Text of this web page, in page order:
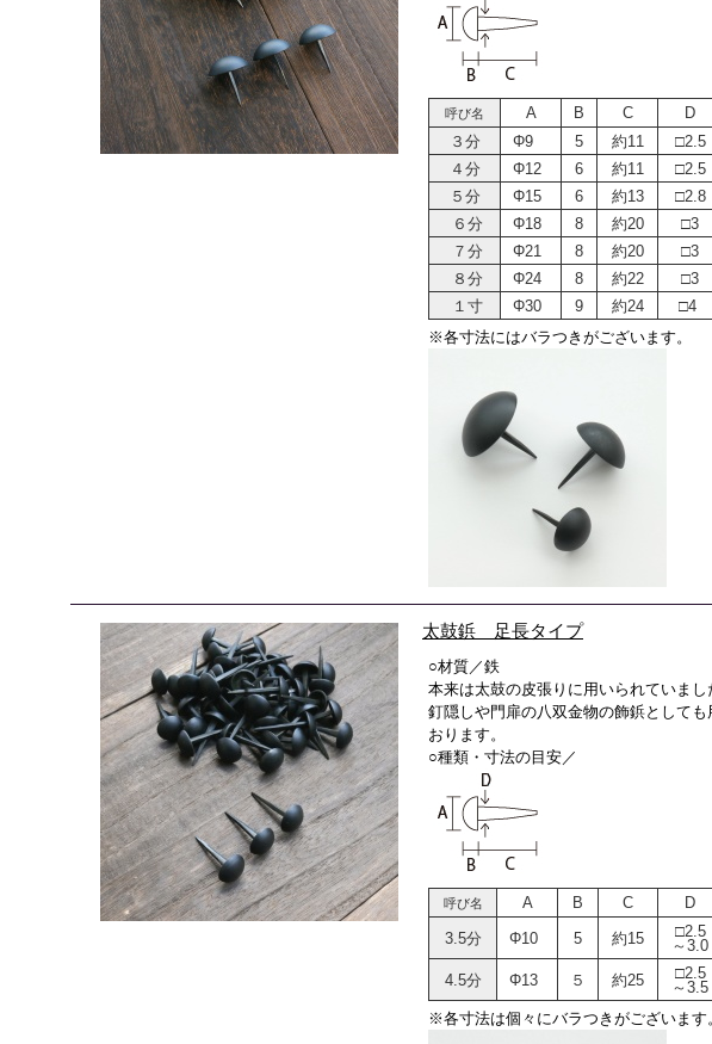
呼び名 A B C
D
３分
Φ9 5 約11
□2.5
４分
Φ12 6 約11
□2.5
５分
Φ15 6 約13
□2.8
６分
Φ18 8 約20
□3
７分
Φ21 8 約20
□3
８分
Φ24 8 約22
□3
１寸
Φ30 9 約24
□4
※各寸法にはバラつきがございます。
太鼓鋲 足長タイプ
○材質／鉄
本来は太鼓の皮張りに用いられていまし
釘隠しや門扉の八双金物の飾鋲としても
おります。
○種類・寸法の目安／
呼び名 A B C
D
3.5分
Φ10 5 約15
□2.5
～3.0
4.5分
Φ13 ５ 約25
□2.5
～3.5
※各寸法は個々にバラつきがございます